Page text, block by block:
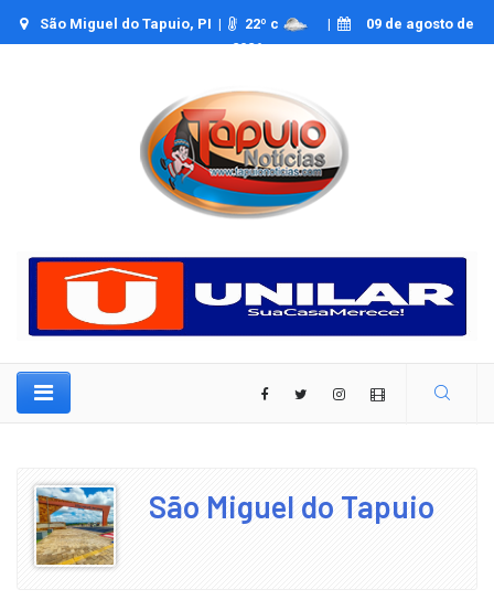
São Miguel do Tapuio, PI | 22º c |
09 de agosto de
2026
São Miguel do Tapuio